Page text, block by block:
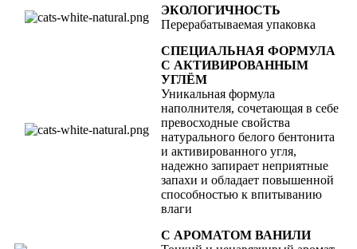
ЭКОЛОГИЧНОСТЬ
Перерабатываемая упаковка
СПЕЦИАЛЬНАЯ ФОРМУЛА
С АКТИВИРОВАННЫМ
УГЛЁМ
Уникальная формула
наполнителя, сочетающая в себе
превосходные свойства
натурального белого бентонита
и активированного угля,
надежно запирает неприятные
запахи и обладает повышенной
способностью к впитыванию
влаги
С АРОМАТОМ ВАНИЛИ